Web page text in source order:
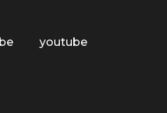
youtube